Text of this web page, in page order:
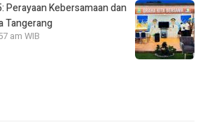
Perayaan Kebersamaan dan
Tangerang
am WIB